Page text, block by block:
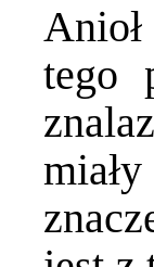
tego